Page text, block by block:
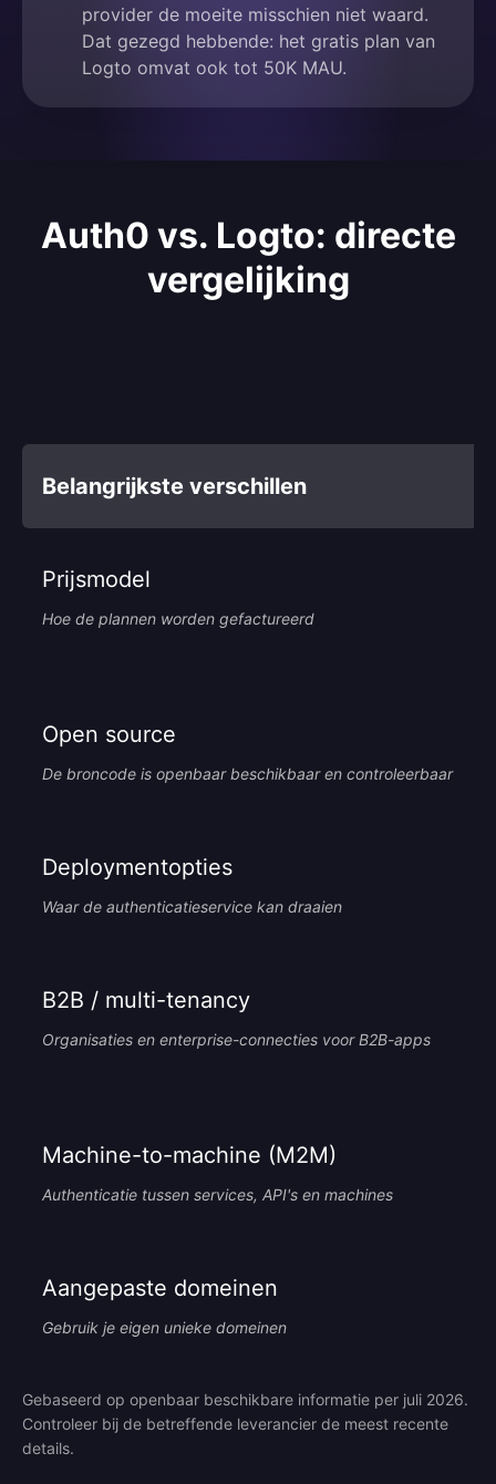
provider de moeite misschien niet waard.
Dat gezegd hebbende: het gratis plan van
Logto omvat ook tot 50K MAU.
Auth0 vs. Logto: directe
vergelijking
Belangrijkste verschillen
Prijsmodel
Hoe de plannen worden gefactureerd
Open source
De broncode is openbaar beschikbaar en controleerbaar
Deploymentopties
Waar de authenticatieservice kan draaien
B2B / multi-tenancy
Organisaties en enterprise-connecties voor B2B-apps
Machine-to-machine (M2M)
Authenticatie tussen services, API's en machines
Aangepaste domeinen
Gebruik je eigen unieke domeinen
Gebaseerd op openbaar beschikbare informatie per juli 2026.
Controleer bij de betreffende leverancier de meest recente
details.